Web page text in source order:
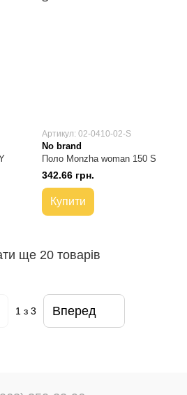
Артикул: 02-0410-02-S
No brand
Поло Monzha woman 150 S
342.66 грн.
Купити
ще 20 товарів
1 з 3 Вперед